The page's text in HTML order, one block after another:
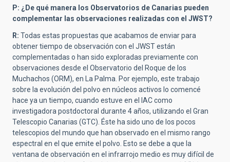
P: ¿De qué manera los Observatorios de Canarias pueden
complementar las observaciones realizadas con el JWST?
R: Todas estas propuestas que acabamos de enviar para
obtener tiempo de observación con el JWST están
complementadas o han sido exploradas previamente con
observaciones desde el Observatorio del Roque de los
Muchachos (ORM), en La Palma. Por ejemplo, este trabajo
sobre la evolución del polvo en núcleos activos lo comencé
hace ya un tiempo, cuando estuve en el IAC como
investigadora postdoctoral durante 4 años, utilizando el Gran
Telescopio Canarias (GTC). Éste ha sido uno de los pocos
telescopios del mundo que han observado en el mismo rango
espectral en el que emite el polvo. Esto se debe a que la
ventana de observación en el infrarrojo medio es muy difícil de